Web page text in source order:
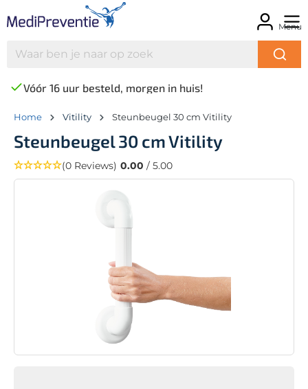
Menu
Vóór 16 uur besteld, morgen in huis!
Home Vitility Steunbeugel 30 cm Vitility
Steunbeugel 30 cm Vitility
(0 Reviews) 0.00 / 5.00